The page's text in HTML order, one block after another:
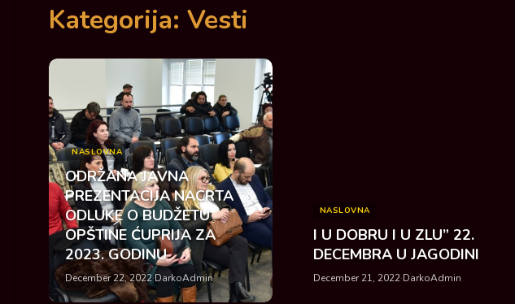
Kategorija: Vesti
NASLOVNA
ODRŽANA JAVNA
PREZENTACIJA NACRTA
ODLUKE O BUDŽETU
OPŠTINE ĆUPRIJA ZA
2023. GODINU
December 22, 2022·DarkoAdmin
NASLOVNA
I U DOBRU I U ZLU” 22.
DECEMBRA U JAGODINI
December 21, 2022·DarkoAdmin